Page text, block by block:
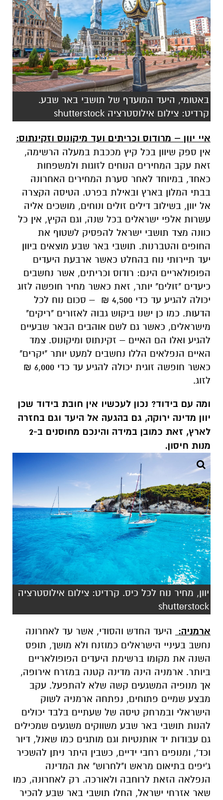
באטומי, היעד המועדף של תושבי באר שבע.
קרדיט: צילום אילוסטרציה shutterstock
איי יוון – מרודוס וכריתים ועד מיקונוס וזקינתוס:
אין ספק שיוון בכל קיץ מככבת במעלה הרשימה,
זאת עקב המחירים הנוחים לזוגות ולמשפחות
כאחד, במיוחד לאחר סערת המחירים האחרונה
בבתי המלון בארץ ובאילת בפרט. הטיסה הקצרה
אל יוון, בשילוב דילים זולים ונוחים, מושכים אליה
עשרות אלפי ישראלים בכל שנה, וגם הקיץ, אין כל
כוונה מצד תושבי ישראל להפסיק לשטוף את
החופים והטברנות. תושבי באר שבע מוצאים ביוון
יעד תיירותי נוח בהחלט כאשר ארבעת היעדים
הפופולאריים הינם: רודוס וכריתים, אשר נחשבים
כיעדים "זולים" יותר, זאת כאשר מחיר חופשה לזוג
יכולה להגיע עד כדי 4,500 ₪ – סכום נוח לכל
הדעות. כמו כן ישנו ביקוש גבוה לאזורים "ריקים"
מישראלים, כאשר גם לשם אוהבים הבאר שבעיים
להגיע ואלו הם האיים – זקינתוס ומיקונוס. צמד
האיים הנפלאים הללו נחשבים למעט יותר "יקרים"
כאשר חופשה זוגית יכולה להגיע עד כדי 6,000 ₪
לזוג.
ומה עם בידוד? נכון לעכשיו אין חובת בידוד שכן
יוון מדינה ירוקה, גם בהגעה אל היעד וגם בחזרה
לארץ, זאת כמובן במידה והינכם מחוסנים ב-2
מנות חיסון.
יוון, מחיר נוח לכל כיס. קרדיט: צילום אילוסטרציה
shutterstock
ארמניה:
היעד החדש והסודי, אשר עד לאחרונה
נחשב בעיניי הישראלים כמוזנח ולא מושך, תופס
השנה את מקומו ברשימת היעדים הפופולאריים
ביותר. ארמניה הינה מדינה קטנה במזרח אירופה,
אך מנופיה המשגעים קשה שלא להתפעל. עקב
מבצע שמיים פתוחים, נפתחה ארמניה לשוק
הישראלי ובמרחק טיסה של שעתיים בלבד יכולים
להנות תושבי באר שבע משווקים משגעים שמכילים
גם עבודות יד אותנטיות וגם מותגים כמו שאנל, דיור
וכד', ומנופים רחבי ידיים, כשבין היתר ניתן להשכיר
ג'יפים בתיאום מראש ו"לחרוש" את המדינה
הנפלאה הזאת לרוחבה ולאורכה. רק לאחרונה, כמו
שאר אזרחי ישראל, החלו תושבי באר שבע להכיר